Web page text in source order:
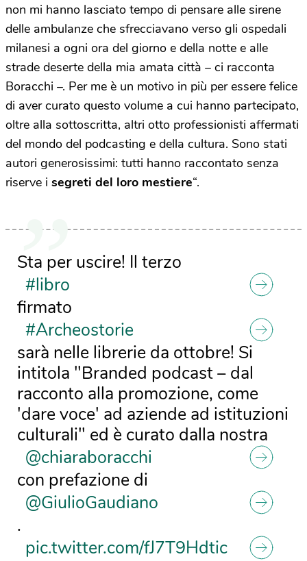
non mi hanno lasciato tempo di pensare alle sirene
delle ambulanze che sfrecciavano verso gli ospedali
milanesi a ogni ora del giorno e della notte e alle
strade deserte della mia amata città – ci racconta
Boracchi –. Per me è un motivo in più per essere felice
di aver curato questo volume a cui hanno partecipato,
oltre alla sottoscritta, altri otto professionisti affermati
del mondo del podcasting e della cultura. Sono stati
autori generosissimi: tutti hanno raccontato senza
riserve i segreti del loro mestiere“.
Sta per uscire! Il terzo
#libro
firmato
#Archeostorie
sarà nelle librerie da ottobre! Si
intitola "Branded podcast – dal
racconto alla promozione, come
'dare voce' ad aziende ad istituzioni
culturali" ed è curato dalla nostra
@chiaraboracchi
con prefazione di
@GiulioGaudiano
.
pic.twitter.com/fJ7T9Hdtic